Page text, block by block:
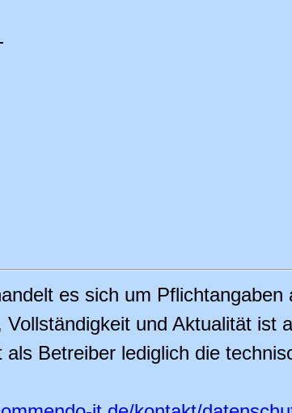
es sich um
und Aktualität ist
Betreiber lediglich die